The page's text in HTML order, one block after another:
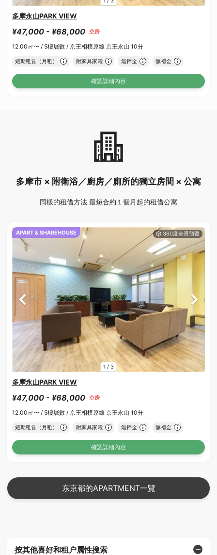
多摩永山PARK VIEW
¥47,000 - ¥68,000 空房
12.00㎡〜 / 5樓層數 / 京王相模原線 京王永山 10分
短期租賃（月租） 附家具家電 無押金 無禮金
確認詳細內容
多摩市 × 附衛浴／廚房／廁所的獨立房間 × 公寓
同樣的租借方法 最短合約１個月起的租借公寓
1 / 3
APART & SHAREHOUSE
多摩永山PARK VIEW
¥47,000 - ¥68,000 空房
12.00㎡〜 / 5樓層數 / 京王相模原線 京王永山 10分
短期租賃（月租） 附家具家電 無押金 無禮金
確認詳細內容
东京都的APARTMENT一覽
按其他喜好和租户属性搜索